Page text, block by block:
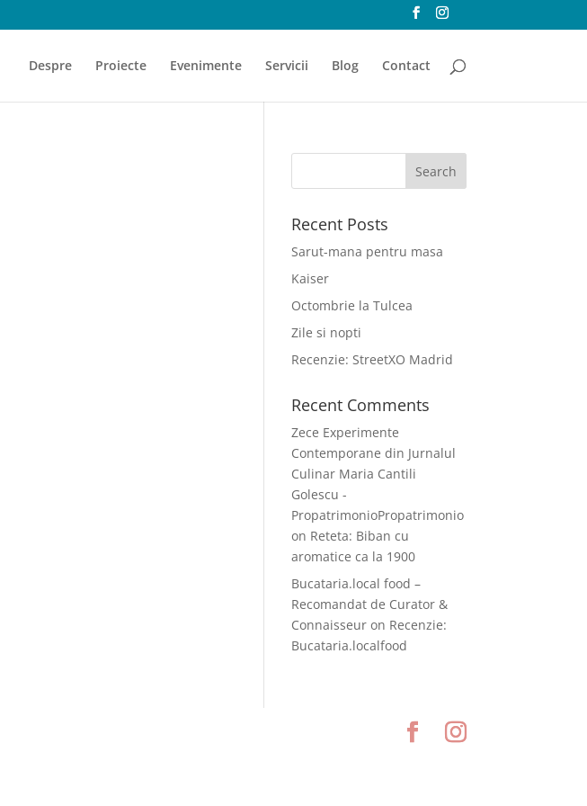
Despre Proiecte Evenimente Servicii Blog Contact
Recent Posts
Sarut-mana pentru masa
Kaiser
Octombrie la Tulcea
Zile si nopti
Recenzie: StreetXO Madrid
Recent Comments
Zece Experimente
Contemporane din Jurnalul
Culinar Maria Cantili
Golescu -
PropatrimonioPropatrimonio
on Reteta: Biban cu
aromatice ca la 1900
Bucataria.local food –
Recomandat de Curator &
Connaisseur on Recenzie:
Bucataria.localfood